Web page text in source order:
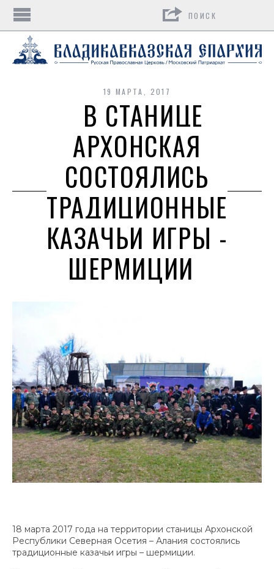
19 МАРТА, 2017
В СТАНИЦЕ
АРХОНСКАЯ
СОСТОЯЛИСЬ
ТРАДИЦИОННЫЕ
КАЗАЧЬИ ИГРЫ -
ШЕРМИЦИИ
18 марта 2017 года на территории станицы Архонской
Республики Северная Осетия – Алания состоялись
традиционные казачьи игры – шермиции.